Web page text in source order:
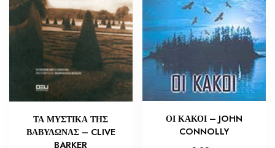
ΤΑ ΜΥΣΤΙΚΑ ΤΗΣ
ΒΑΒΥΛΩΝΑΣ – CLIVE
BARKER
ΟΙ ΚΑΚΟΙ – JOHN
CONNOLLY